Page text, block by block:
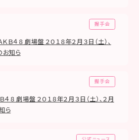
握手会
Ｂ４８ 劇場盤 ２０１８年２月３日（土）、
お知ら
握手会
４８ 劇場盤 ２０１８年２月３日（土）、２月
ら